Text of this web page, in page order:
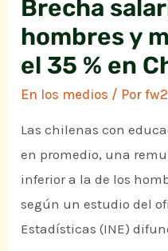
Brecha
hombres y
el 35 % en
En los medios / Porfw2
Las chilenas con
en promedio, una
inferior a la de los
según un estudio del
Estadísticas (INE)